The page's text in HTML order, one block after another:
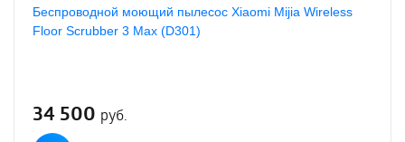
Беспроводной моющий пылесос Xiaomi Mijia Wireless
Floor Scrubber 3 Max (D301)
34 500 руб.